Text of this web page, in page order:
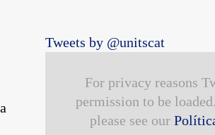
Tweets by @unitscat
For privacy reasons
permission to be
please see our